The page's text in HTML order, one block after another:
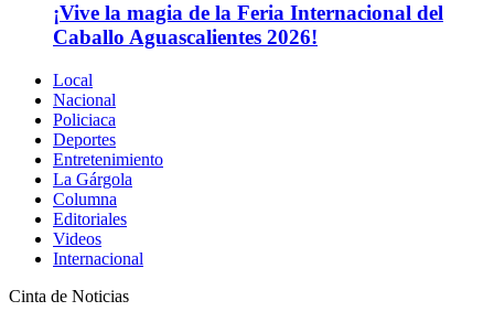
¡Vive la magia de la Feria Internacional del
Caballo Aguascalientes 2026!
Local
Nacional
Policiaca
Deportes
Entretenimiento
La Gárgola
Columna
Editoriales
Videos
Internacional
Cinta de Noticias